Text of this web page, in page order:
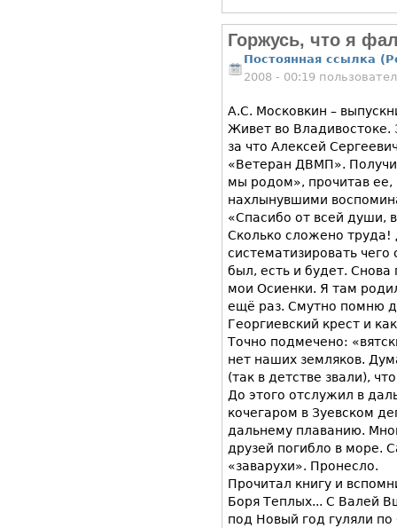
Горжусь, что я
Постоянная ссылка
2008 - 00:19
А.С. Московкин –
Живет во Владивостоке.
за что Алексей
«Ветеран ДВМП».
мы родом», прочитав ее,
нахлынувшими
«Спасибо от всей души,
Сколько сложено
систематизировать чего
был, есть и будет. Снова
мои Осиенки. Я там
ещё раз. Смутно помню
Георгиевский крест и
Точно подмечено:
нет наших земляков.
(так в детстве звали),
До этого отслужил в
кочегаром в Зуевском
дальнему плаванию.
друзей погибло в море.
«заварухи». Пронесло.
Прочитал книгу и
Боря Теплых... С Валей
под Новый год гуляли